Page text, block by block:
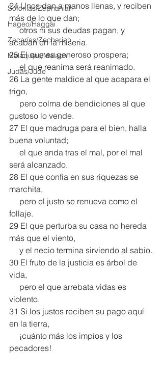
Sofonías/Zephaniah
Hageo/Haggai
Zacarías/Zechariah
Malaquías/Malachi
Judas/Jude
24 Unos dan a manos llenas, y reciben
más de lo que dan;
     otros ni sus deudas pagan, y
acaban en la miseria.
25 El que es generoso prospera;
     el que reanima será reanimado.
26 La gente maldice al que acapara el
trigo,
gustoso lo vende.
27 El que madruga para el bien, halla
buena voluntad;
será alcanzado.
28 El que confía en sus riquezas se
marchita,
follaje.
29 El que perturba su casa no hereda
más que el viento,
     y el necio termina sirviendo al sabio.
30 El fruto de la justicia es árbol de
vida,
violento.
31 Si los justos reciben su pago aquí
en la tierra,
pecadores!